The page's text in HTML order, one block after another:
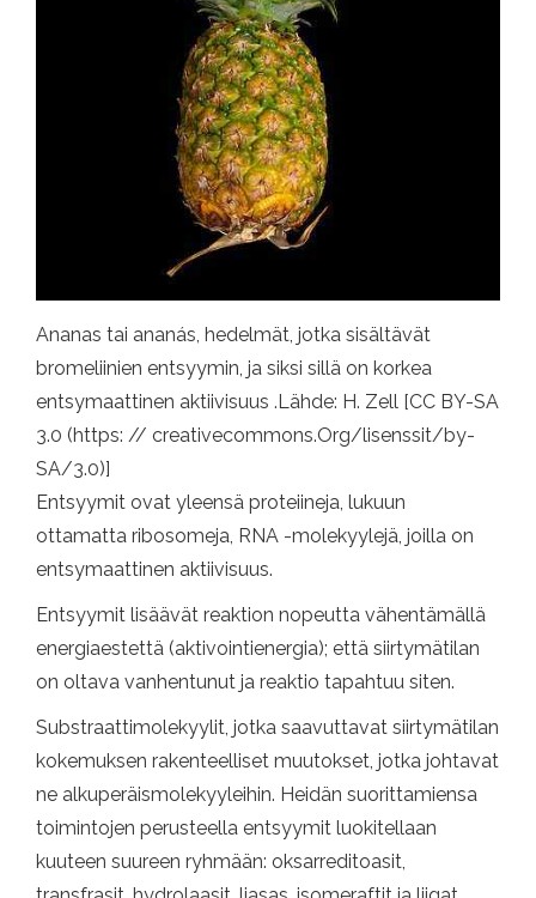
Ananas tai ananás, hedelmät, jotka sisältävät
bromeliinien entsyymin, ja siksi sillä on korkea
entsymaattinen aktiivisuus .Lähde: H. Zell [CC BY-SA
3.0 (https: // creativecommons.Org/lisenssit/by-
SA/3.0)]
Entsyymit ovat yleensä proteiineja, lukuun
ottamatta ribosomeja, RNA -molekyylejä, joilla on
entsymaattinen aktiivisuus.
Entsyymit lisäävät reaktion nopeutta vähentämällä
energiaestettä (aktivointienergia); että siirtymätilan
on oltava vanhentunut ja reaktio tapahtuu siten.
Substraattimolekyylit, jotka saavuttavat siirtymätilan
kokemuksen rakenteelliset muutokset, jotka johtavat
ne alkuperäismolekyyleihin. Heidän suorittamiensa
toimintojen perusteella entsyymit luokitellaan
kuuteen suureen ryhmään: oksarreditoasit,